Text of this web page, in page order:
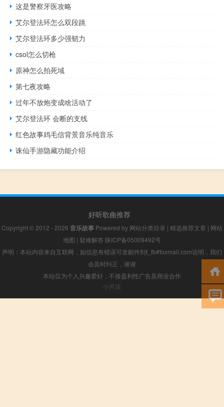
这是警察牙医攻略
艾尔登法环怎么双段跳
艾尔登法环多少强韧力
csol怎么切枪
原神怎么拍死域
第七夜攻略
过年不放炮变成啥活动了
艾尔登法环 会断的支线
红色故事鸡毛信背景音乐纯音乐
诛仙手游隐藏功能介绍
好听歌曲推荐
Copyright © 2012 - 2026 音乐故事 Powered by 网站分类目录 | 精选推荐文章 | 网站
地图 | 疑难解答 陕ICP备05009492号
声明：本站内容来自互联网，如信息有错误可发邮件到f_fb#foxmail.com说明，我们
会及时纠正，谢谢
本站仅为个人兴趣爱好，不接盈利性广告及商业合作
小男孩